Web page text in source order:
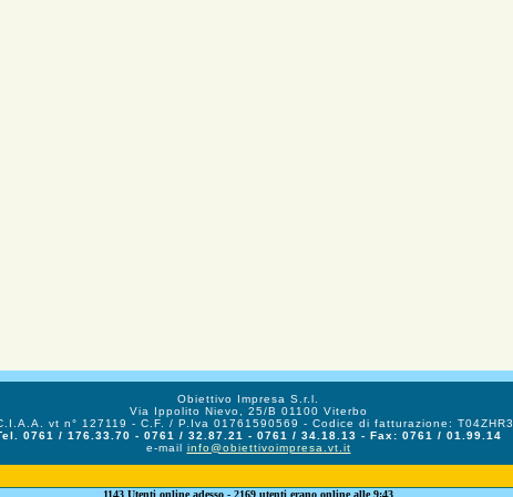
Obiettivo Impresa S.r.l.
Via Ippolito Nievo, 25/B 01100 Viterbo
vt n° 127119 - C.F. / P.Iva 01761590569 - Codice di fatturazione: T04ZHR3
0761 / 176.33.70 - 0761 / 32.87.21 - 0761 / 34.18.13 - Fax: 0761 / 01.99.14
e-mail info@obiettivoimpresa.vt.it
1143 Utenti online adesso - 2169 utenti erano online alle 9:43